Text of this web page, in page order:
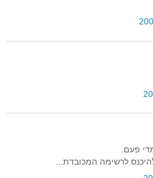
פעם.
לרשימה המכובדת...